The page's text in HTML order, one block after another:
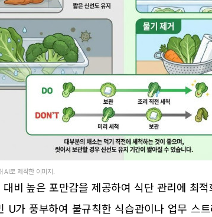
AI로 제작한 이미지.
비 높은 포만감을 제공하여 식단 관리에 최
U가 풍부하여 불규칙한 식습관이나 업무 스